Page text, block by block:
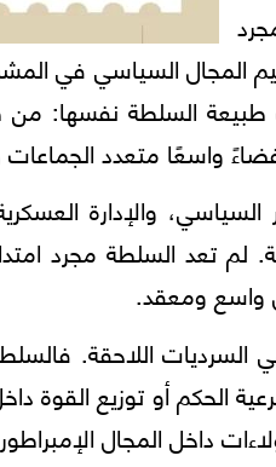
المجال السياسي في
السلطة نفسها: من
واسعًا متعدد
والإدارة
تعد السلطة مجرد
ومعقد.
السرديات اللاحقة.
الحكم أو توزيع القوة
داخل المجال